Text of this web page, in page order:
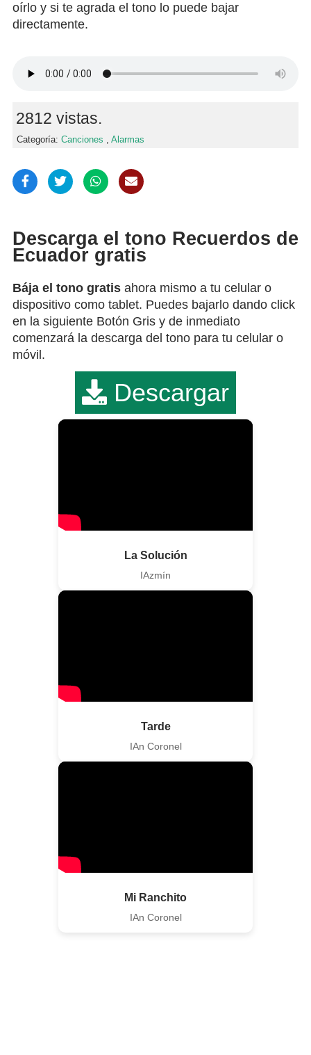
oírlo y si te agrada el tono lo puede bajar
directamente.
2812 vistas.
Categoría: Canciones , Alarmas
Descarga el tono Recuerdos de
Ecuador gratis
Bája el tono gratis ahora mismo a tu celular o
dispositivo como tablet. Puedes bajarlo dando click
en la siguiente Botón Gris y de inmediato
comenzará la descarga del tono para tu celular o
móvil.
Descargar
La Solución
IAzmín
Tarde
IAn Coronel
Mi Ranchito
IAn Coronel